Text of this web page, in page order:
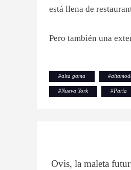
está llena de
Pero también una
#alta gama #
#Nueva York #Paría
Ovis, la maleta